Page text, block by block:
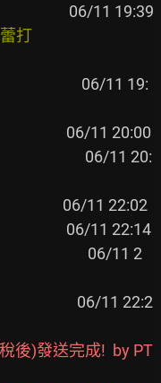
06/11 19:
06/11 20:
~
06/11 2
06/11 22:2
後)發送完成!  by PT